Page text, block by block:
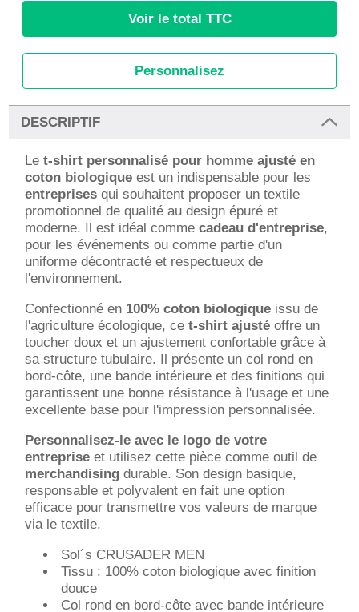
Voir le total TTC
Personnalisez
DESCRIPTIF
Let-shirt personnalisé pour homme ajusté en
coton biologique est un indispensable pour les
entreprises qui souhaitent proposer un textile
promotionnel de qualité au design épuré et
moderne. Il est idéal commecadeau d'entreprise,
pour les événements ou comme partie d'un
uniforme décontracté et respectueux de
l'environnement.
Confectionné en 100% coton biologique issu de
l'agriculture écologique, cet-shirt ajusté offre un
toucher doux et un ajustement confortable grâce à
sa structure tubulaire. Il présente un col rond en
bord-côte, une bande intérieure et des finitions qui
garantissent une bonne résistance à l'usage et une
excellente base pour l'impression personnalisée.
Personnalisez-le avec le logo de votre
entreprise et utilisez cette pièce comme outil de
merchandising durable. Son design basique,
responsable et polyvalent en fait une option
efficace pour transmettre vos valeurs de marque
via le textile.
Sol´s CRUSADER MEN
Tissu : 100% coton biologique avec finition
douce
Col rond en bord-côte avec bande intérieure